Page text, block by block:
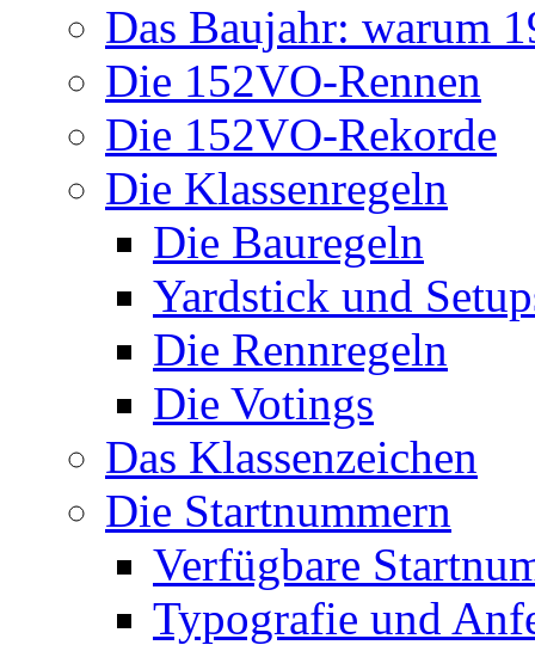
Das Baujahr: warum
Die 152VO-Rennen
Die 152VO-Rekorde
Die Klassenregeln
Die Bauregeln
Yardstick und
Die Rennregeln
Die Votings
Das Klassenzeichen
Die Startnummern
Verfügbare
Typografie und